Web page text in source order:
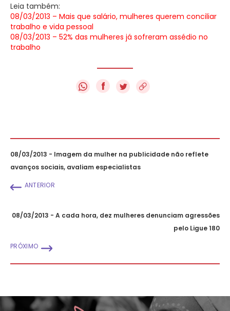
Leia também:
08/03/2013 – Mais que salário, mulheres querem conciliar
trabalho e vida pessoal
08/03/2013 – 52% das mulheres já sofreram assédio no
trabalho
f
08/03/2013 - Imagem da mulher na publicidade não reflete
avanços sociais, avaliam especialistas
ANTERIOR
08/03/2013 - A cada hora, dez mulheres denunciam agressões
pelo Ligue 180
PRÓXIMO